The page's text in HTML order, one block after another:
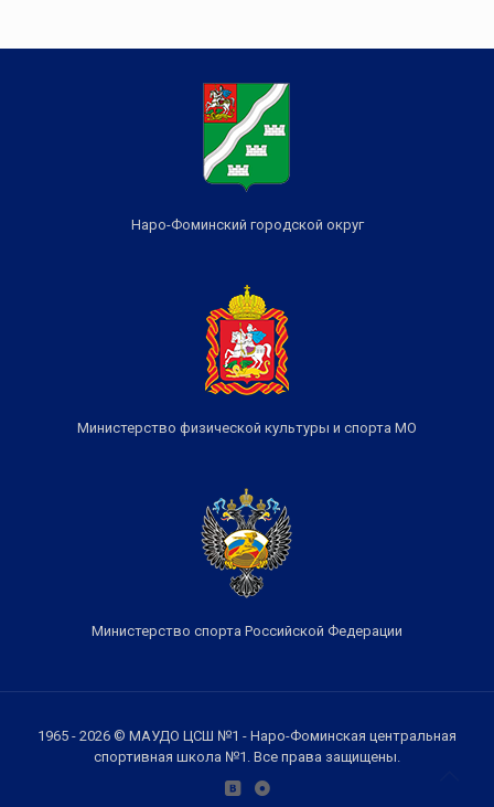
Наро-Фоминский городской округ
Министерство физической культуры и спорта МО
Министерство спорта Российской Федерации
1965 - 2026 © МАУДО ЦСШ №1 - Наро-Фоминская центральная
спортивная школа №1. Все права защищены.